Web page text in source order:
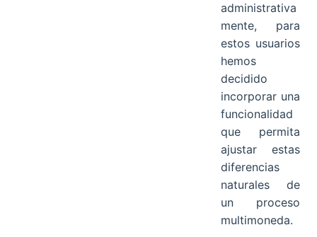
administrativa
mente, para
estos usuarios
hemos
decidido
incorporar una
funcionalidad
que permita
ajustar estas
diferencias
naturales de
un proceso
multimoneda.